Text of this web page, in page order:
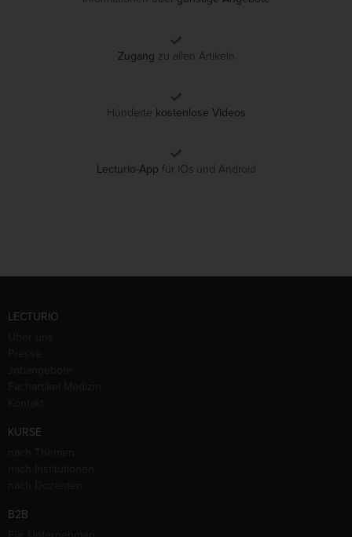
Zugang zu allen Artikeln
Hunderte kostenlose Videos
Lecturio-App für iOs und Android
LECTURIO
KURSE
B2B